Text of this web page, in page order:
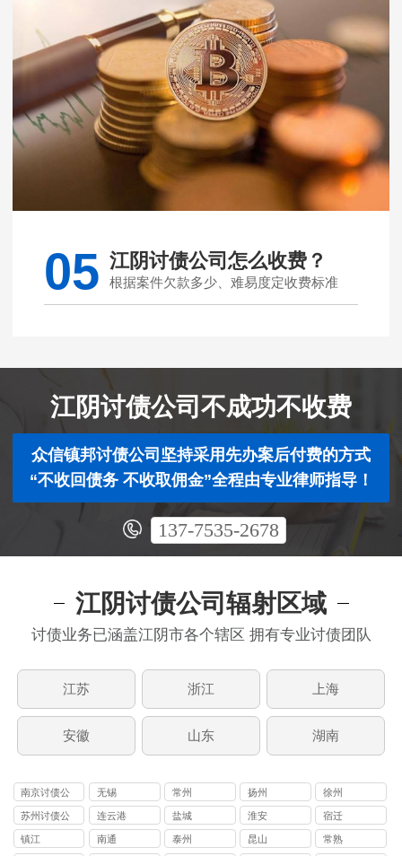
05 江阴讨债公司怎么收费？
根据案件欠款多少、难易度定收费标准
江阴讨债公司不成功不收费
众信镇邦讨债公司坚持采用先办案后付费的方式
“不收回债务 不收取佣金”全程由专业律师指导！
137-7535-2678
江阴讨债公司辐射区域
讨债业务已涵盖江阴市各个辖区 拥有专业讨债团队
江苏 浙江 上海
安徽 山东 湖南
南京讨债公
司
无锡 常州 扬州 徐州
苏州讨债公
司
连云港 盐城 淮安 宿迁
镇江 南通 泰州 昆山 常熟